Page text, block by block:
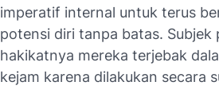
imperatif internal untuk terus
potensi diri tanpa batas. Subjek
hakikatnya mereka terjebak
kejam karena dilakukan secara